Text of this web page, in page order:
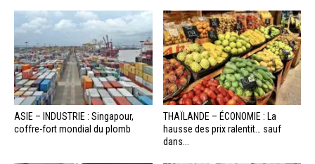
ASIE – INDUSTRIE : Singapour,
coffre-fort mondial du plomb
THAÏLANDE – ÉCONOMIE : La
hausse des prix ralentit… sauf
dans...